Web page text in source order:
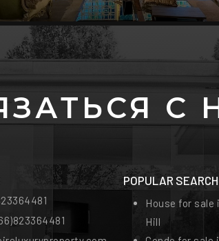
С
POPULAR
House for sale
Hill